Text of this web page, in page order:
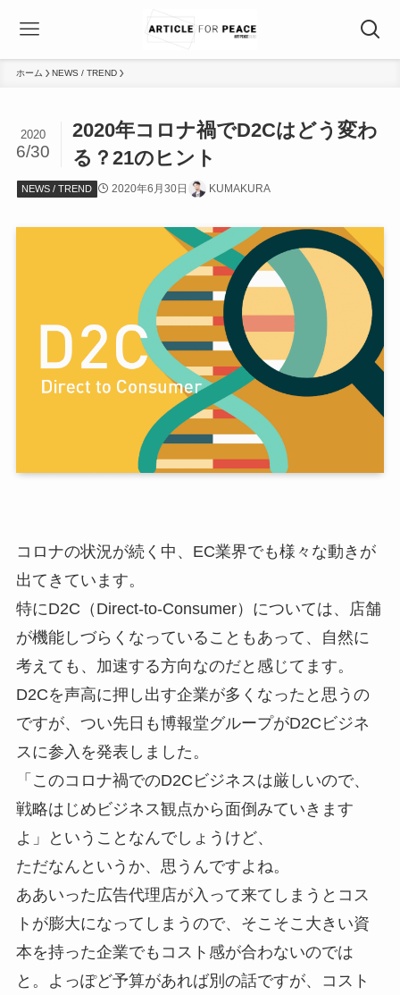
ホーム NEWS / TREND
2020年コロナ禍でD2Cはどう変わ
る？21のヒント
2020
6/30
NEWS / TREND 2020年6月30日 KUMAKURA
コロナの状況が続く中、EC業界でも様々な動きが
出てきています。
特にD2C（Direct-to-Consumer）については、店舗
が機能しづらくなっていることもあって、自然に
考えても、加速する方向なのだと感じてます。
D2Cを声高に押し出す企業が多くなったと思うの
ですが、つい先日も博報堂グループがD2Cビジネ
スに参入を発表しました。
「このコロナ禍でのD2Cビジネスは厳しいので、
戦略はじめビジネス観点から面倒みていきます
よ」ということなんでしょうけど、
ただなんというか、思うんですよね。
ああいった広告代理店が入って来てしまうとコス
トが膨大になってしまうので、そこそこ大きい資
本を持った企業でもコスト感が合わないのでは
と。よっぽど予算があれば別の話ですが、コスト